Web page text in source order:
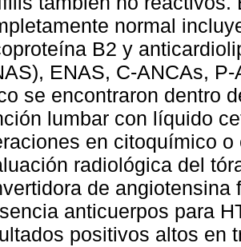
normal
B2 y
ENAS, C-ANCAs,
se encontraron dentro
lumbar con líquido
en citoquímico
radiológica del
de
anticuerpos para
positivos altos en